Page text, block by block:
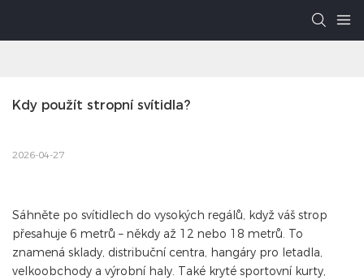
Kdy použít stropní svítidla?
2026-04-27
Sáhněte po svítidlech do vysokých regálů, když váš strop
přesahuje 6 metrů – někdy až 12 nebo 18 metrů. To
znamená sklady, distribuční centra, hangáry pro letadla,
velkoobchody a výrobní haly. Také kryté sportovní kurty,